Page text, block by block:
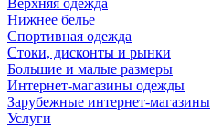
Нижнее белье
Спортивная одежда
Стоки, дисконты и рынки
Большие и малые размеры
Интернет-магазины одежды
Зарубежные интернет-магазины
Услуги